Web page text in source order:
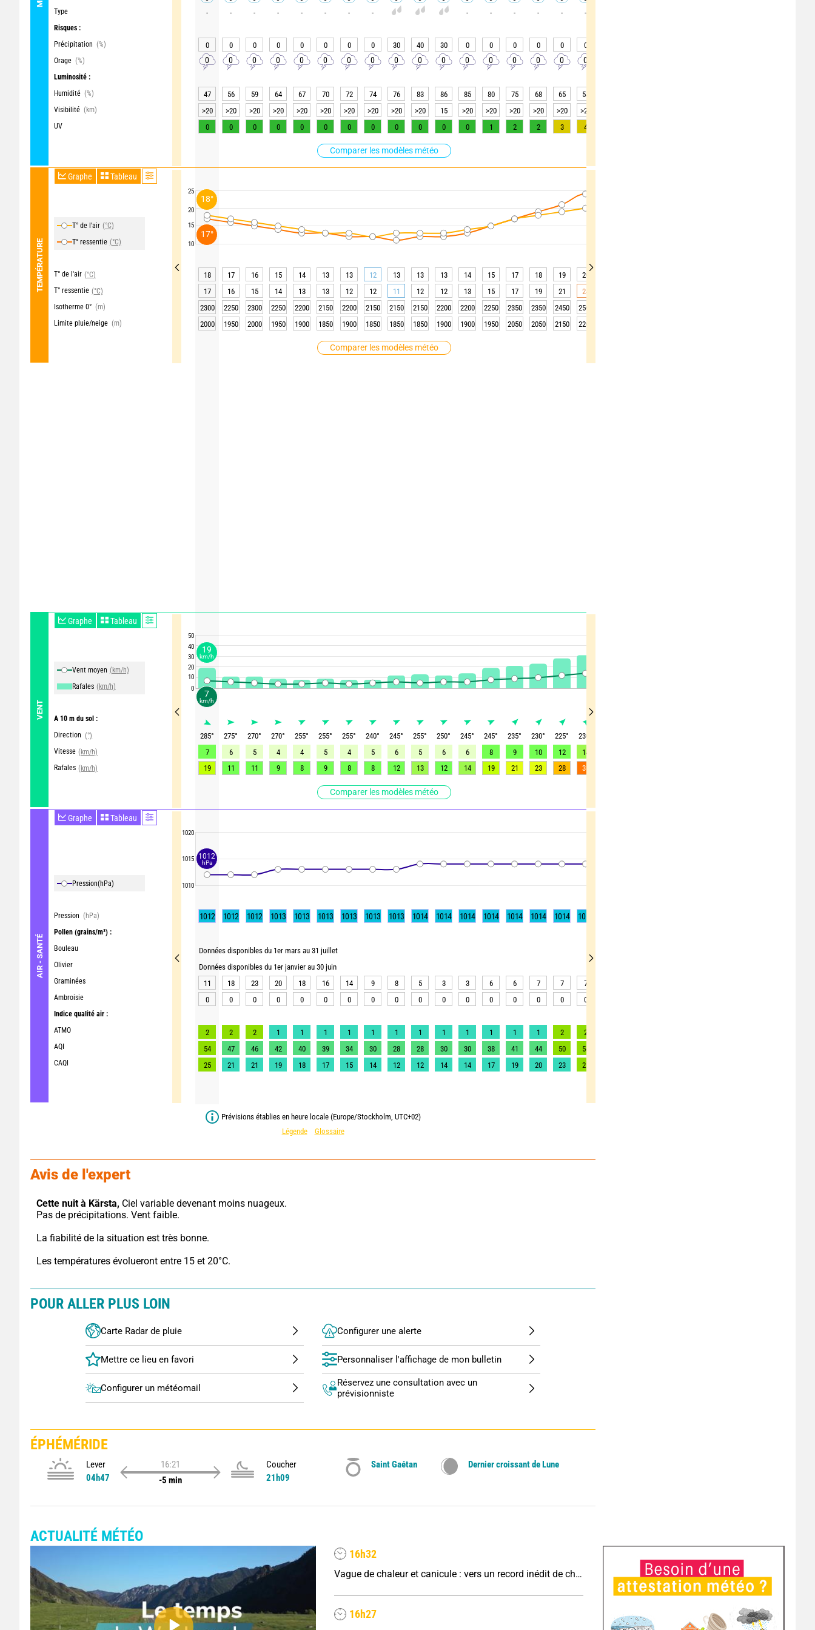
Type
Risques :
Précipitation (%)
Orage (%)
Luminosité :
Humidité (%)
Visibilité (km)
UV
Comparer les modèles météo
TEMPÉRATURE
Graphe Tableau
T° de l'air (°C)
T° ressentie (°C)
T° de l'air (°C)
T° ressentie (°C)
Isotherme 0° (m)
Limite pluie/neige (m)
Comparer les modèles météo
VENT
Graphe Tableau
Vent moyen (km/h)
Rafales (km/h)
A 10 m du sol :
Direction (°)
Vitesse (km/h)
Rafales (km/h)
Comparer les modèles météo
AIR - SANTÉ
Graphe Tableau
Pression(hPa)
Pression (hPa)
Pollen (grains/m³) :
Bouleau
Olivier
Graminées
Ambroisie
Indice qualité air :
ATMO
AQI
CAQI
25
20
15
10
50
40
30
20
10
0
1020
1015
1010
- - - - - - - - - - - - - -
0 0 0 0 0 0 0 0 30 40 30 0 0 0 0 0 0
0 0 0 0 0 0 0 0 0 0 0 0 0 0 0 0 0
47 56 59 64 67 70 72 74 76 83 86 85 80 75 68 65 58
>20
>20 >20 >20 >20 >20 >20 >20 >20 >20 15 >20 >20 >20 >20 >20 >20
0
0 0 0 0 0 0 0 0 0 0 0 1 2 2 3 4
18 17 16 15 14 13 13 12 13 13 13 14 15 17 18 19 20
17
16 15 14 13 13 12 12 11 12 12 13 15 17 19 21 24
2300
2250 2300 2250 2200 2150 2200 2150 2150 2150 2200 2200 2250 2350 2350 2450 2500
2000
1950 2000 1950 1900 1850 1900 1850 1850 1850 1900 1900 1950 2050 2050 2150 2200
285° 275° 270° 270° 255° 255° 255° 240° 245° 255° 250° 245° 245° 235° 230° 225° 230
7
6 5 4 4 5 4 5 6 5 6 6 8 9 10 12 14
19
11 11 9 8 9 8 8 12 13 12 14 19 21 23 28 31
1012 1012 1012 1013 1013 1013 1013 1013 1013 1014 1014 1014 1014 1014 1014 1014 1014
Données disponibles du 1er mars au 31 juillet
Données disponibles du 1er janvier au 30 juin
11
18 23 20 18 16 14 9 8 5 3 3 6 6 7 7 7
0
0 0 0 0 0 0 0 0 0 0 0 0 0 0 0 0
2 2 2 1 1 1 1 1 1 1 1 1 1 1 1 2 2
54
47 46 42 40 39 34 30 28 28 30 30 38 41 44 50 54
25
21 21 19 18 17 15 14 12 12 14 14 17 19 20 23 25
Prévisions établies en heure locale (Europe/Stockholm, UTC+02)
Légende
Glossaire
Avis de l'expert
Cette nuit à Kärsta, Ciel variable devenant moins nuageux.
Pas de précipitations. Vent faible.
La fiabilité de la situation est très bonne.
Les températures évolueront entre 15 et 20°C.
POUR ALLER PLUS LOIN
Carte Radar de pluie
Configurer un météomail
Configurer une alerte
Personnaliser l'affichage de mon bulletin
Réservez une consultation avec un
prévisionniste
ÉPHÉMÉRIDE
Lever
04h47
16:21
-5 min
Coucher
21h09
Saint Gaétan Dernier croissant de Lune
ACTUALITÉ MÉTÉO
16h32
Vague de chaleur et canicule : vers un record inédit de chaleur durable en France
16h27
7
km/h
19
km/h
18°
17°
1012
hPa